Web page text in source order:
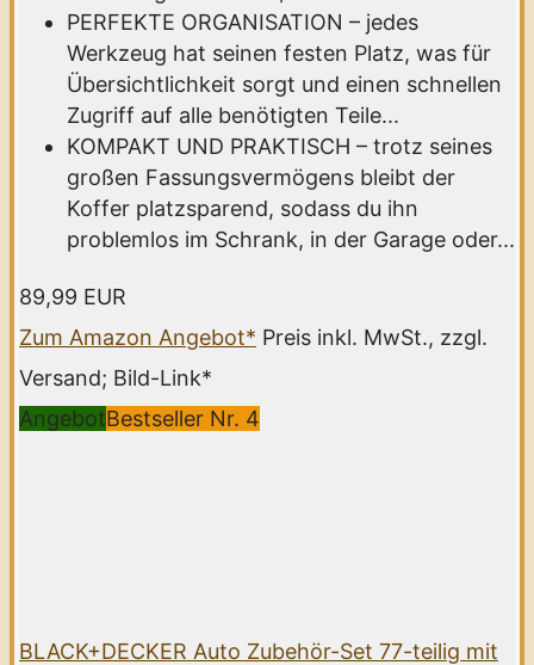
PERFEKTE ORGANISATION – jedes
Werkzeug hat seinen festen Platz, was für
Übersichtlichkeit sorgt und einen schnellen
Zugriff auf alle benötigten Teile...
KOMPAKT UND PRAKTISCH – trotz seines
großen Fassungsvermögens bleibt der
Koffer platzsparend, sodass du ihn
problemlos im Schrank, in der Garage oder...
89,99 EUR
Zum Amazon Angebot* Preis inkl. MwSt., zzgl.
Versand; Bild-Link*
AngebotBestseller Nr. 4
BLACK+DECKER Auto Zubehör-Set 77-teilig mit